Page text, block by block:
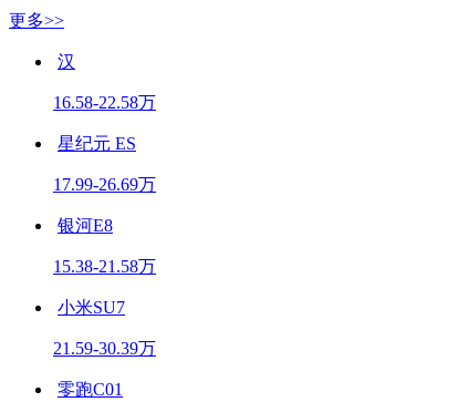
更多>>
汉
16.58-22.58万
星纪元 ES
17.99-26.69万
银河E8
15.38-21.58万
小米SU7
21.59-30.39万
零跑C01